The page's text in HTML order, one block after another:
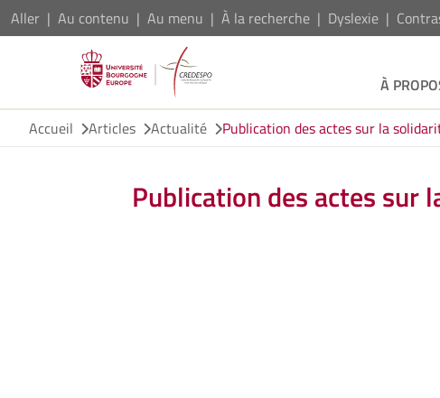
Aller Au contenu Au menu À la recherche Dyslexie
À
Accueil
Articles Actualité Publication des actes sur la
Publication des actes